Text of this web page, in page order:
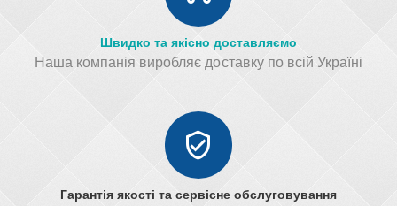
Швидко та якісно доставляємо
Наша компанія виробляє доставку по всій Україні
Гарантія якості та сервісне обслуговування